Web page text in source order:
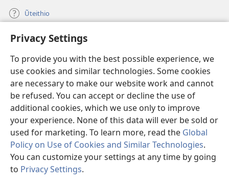
Privacy Settings
To provide you with the best possible experience, we
use cookies and similar technologies. Some cookies
are necessary to make our website work and cannot
be refused. You can accept or decline the use of
additional cookies, which we use only to improve
your experience. None of this data will ever be sold or
used for marketing. To learn more, read the Global
Policy on Use of Cookies and Similar Technologies.
You can customize your settings at any time by going
to Privacy Settings.
Ũteithio
Mĩhothi
(opens
window)Ũthuthuria INTANETI-INĨ
(opens
new
window)JW Hub ®
(opens
new
Programu yaJW Library
Copyright© 2026 Watch Tower Bible and Tract Society of Pennsylvania.
MAWATHO MA ŨHŨTHĨRI